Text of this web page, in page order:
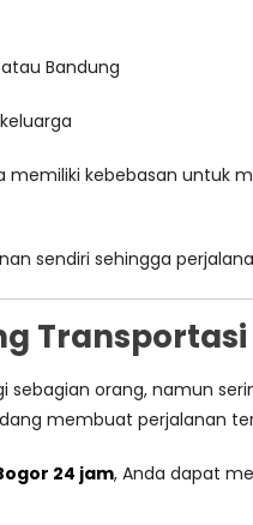
Bandung
memiliki kebebasan untuk
sendiri sehingga
orang, namun
membuat perjalanan
24 jam, Anda dapat